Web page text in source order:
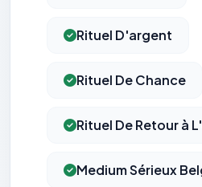
Rituel D'argent
Rituel De Chance
Rituel De Retour à
Medium Sérieux